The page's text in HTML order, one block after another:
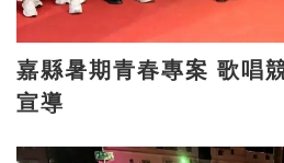
嘉縣暑期青春專案 歌唱競賽結合反詐反毒
宣導